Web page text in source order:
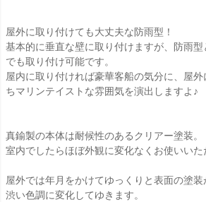
屋外に取り付けても大丈夫な防雨型！
基本的に垂直な壁に取り付けますが、防雨
でも取り付け可能です。
屋内に取り付ければ豪華客船の気分に、屋
ちマリンテイストな雰囲気を演出しますよ♪
真鍮製の本体は耐候性のあるクリアー塗装。
室内でしたらほぼ外観に変化なくお使いいた
屋外では年月をかけてゆっくりと表面の塗
渋い色調に変化してゆきます。